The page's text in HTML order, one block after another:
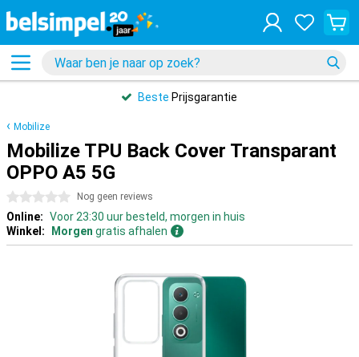
Beste Prijsgarantie
Mobilize
Mobilize TPU Back Cover Transparant
OPPO A5 5G
0 sterren Nog geen reviews
Online: Voor 23:30 uur besteld, morgen in huis
Winkel:
Morgen gratis afhalen